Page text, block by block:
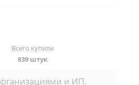
Всего купили
839 штук
и ИП.